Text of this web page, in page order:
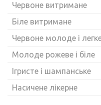
Червоне витримане
Біле витримане
Червоне молоде і
Молоде рожеве і біле
Ігристе і шампанське
Насичене лікерне